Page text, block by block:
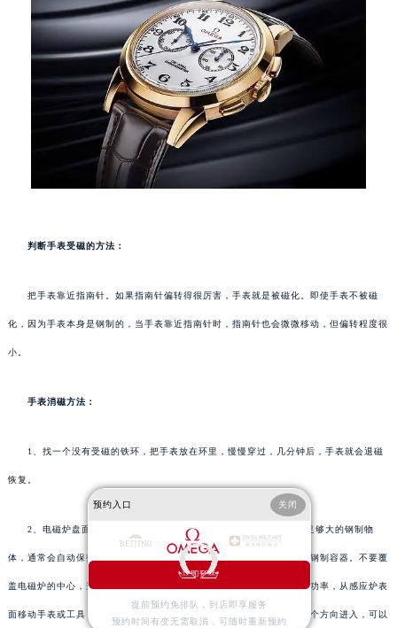
判断手表受磁的方法：
把手表靠近指南针。如果指南针偏转得很厉害，手表就是被磁化。即使手表不被磁
化，因为手表本身是钢制的，当手表靠近指南针时，指南针也会微微移动，但偏转程度很
小。
手表消磁方法：
1、找一个没有受磁的铁环，把手表放在环里，慢慢穿过，几分钟后，手表就会退磁
恢复。
2、电磁炉盘面的有效部分一般为圆形，以下为线圈。如果不放置足够大的钢制物
体，通常会自动保护不启动。我们最好找一个装满水的钢制水杯或其他钢制容器。不要覆
盖电磁炉的中心，这足以启动电磁炉。然后启动感应炉，最好使用最大功率，从感应炉表
面移动手表或工具，通过感应炉中心点向右移动，重复几次，注意从一个方向进入，可以
预约入口 关闭
立即预约
提前预约免排队，到店即享服务
预约时间有变无需取消，可随时重新预约